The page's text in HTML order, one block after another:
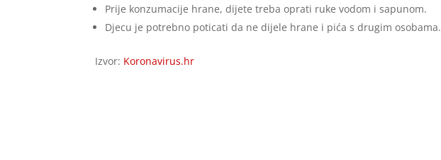
Prije konzumacije hrane, dijete treba oprati ruke vodom i sapunom.
Djecu je potrebno poticati da ne dijele hrane i pića s drugim osobama.
Izvor: Koronavirus.hr